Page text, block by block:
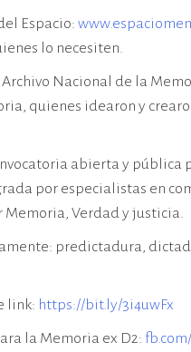
Espacio:
lo necesiten.
Nacional de la
quienes idearon y
abierta y
por especialistas en
Memoria, Verdad y justicia.
predictadura,
link: https://bit.ly/3i4uwFx
la Memoria ex D2: